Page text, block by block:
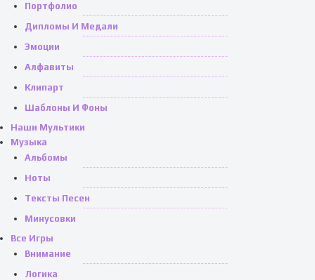
Портфолио
Дипломы И Медали
Эмоции
Алфавиты
Клипарт
Шаблоны И Фоны
Наши Мультики
Музыка
Альбомы
Ноты
Тексты Песен
Минусовки
Все Игры
Внимание
Логика